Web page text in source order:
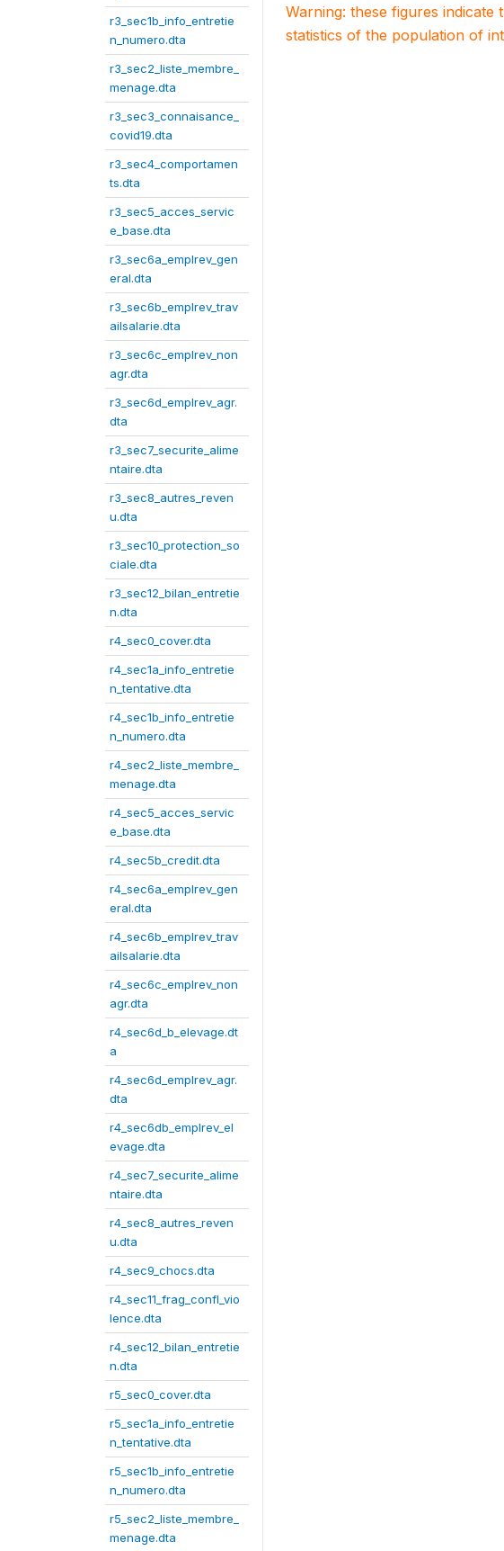
r3_sec1b_info_entretie
n_numero.dta
r3_sec2_liste_membre_
menage.dta
r3_sec3_connaisance_
covid19.dta
r3_sec4_comportamen
ts.dta
r3_sec5_acces_servic
e_base.dta
r3_sec6a_emplrev_gen
eral.dta
r3_sec6b_emplrev_trav
ailsalarie.dta
r3_sec6c_emplrev_non
agr.dta
r3_sec6d_emplrev_agr.
dta
r3_sec7_securite_alime
ntaire.dta
r3_sec8_autres_reven
u.dta
r3_sec10_protection_so
ciale.dta
r3_sec12_bilan_entretie
n.dta
r4_sec0_cover.dta
r4_sec1a_info_entretie
n_tentative.dta
r4_sec1b_info_entretie
n_numero.dta
r4_sec2_liste_membre_
menage.dta
r4_sec5_acces_servic
e_base.dta
r4_sec5b_credit.dta
r4_sec6a_emplrev_gen
eral.dta
r4_sec6b_emplrev_trav
ailsalarie.dta
r4_sec6c_emplrev_non
agr.dta
r4_sec6d_b_elevage.dt
a
r4_sec6d_emplrev_agr.
dta
r4_sec6db_emplrev_el
evage.dta
r4_sec7_securite_alime
ntaire.dta
r4_sec8_autres_reven
u.dta
r4_sec9_chocs.dta
r4_sec11_frag_confl_vio
lence.dta
r4_sec12_bilan_entretie
n.dta
r5_sec0_cover.dta
r5_sec1a_info_entretie
n_tentative.dta
r5_sec1b_info_entretie
n_numero.dta
r5_sec2_liste_membre_
menage.dta
Warning: these figures
statistics of the population of